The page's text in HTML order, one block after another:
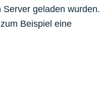
geladen wurden.
Beispiel eine